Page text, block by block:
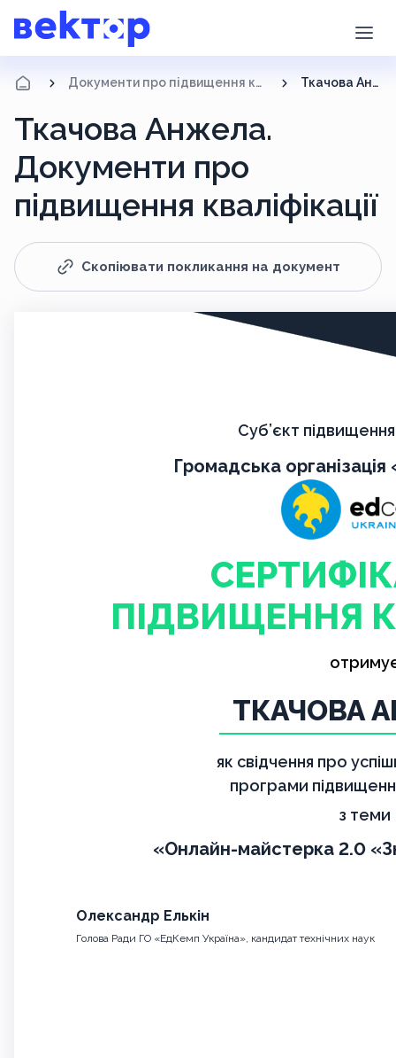
Документи про підвищення кваліфікації Ткачова Анжела
Ткачова Анжела.
Документи про
підвищення кваліфікації
Скопіювати покликання на документ
Суб’єкт підвищення
Громадська
ПІДВИЩЕННЯ
ТКАЧОВА
як свідчення про
програми
з теми
«Онлайн-майстерка 2.0
Олександр Елькін
Голова Ради ГО «ЕдКемп Україна», кандидат технічних наук